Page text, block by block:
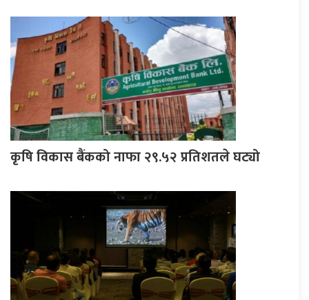
कृषि विकास बैंकको नाफा २९.५२ प्रतिशतले घट्यो